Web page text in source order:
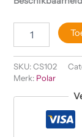
SKU:CS102
Merk: Polar